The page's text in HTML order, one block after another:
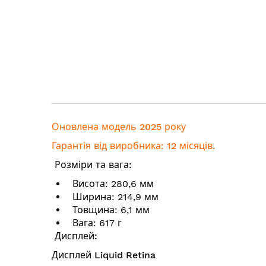
Оновлена модель 2025 року
Гарантія від виробника: 12 місяців.
Розміри та вага:
Висота: 280,6 мм
Ширина: 214,9 мм
Товщина: 6,1 мм
Вага: 617 г
Дисплей:
Дисплей Liquid Retina